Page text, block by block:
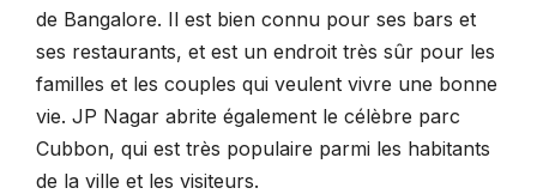
de Bangalore. Il est bien connu pour ses bars et
ses restaurants, et est un endroit très sûr pour les
familles et les couples qui veulent vivre une bonne
vie. JP Nagar abrite également le célèbre parc
Cubbon, qui est très populaire parmi les habitants
de la ville et les visiteurs.